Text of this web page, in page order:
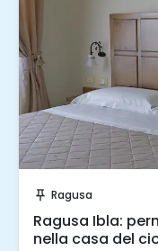
push_pin Ragusa
Ragusa Ibla:
nella casa del